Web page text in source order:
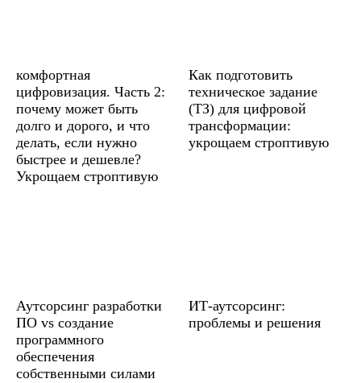
комфортная
цифровизация. Часть 2:
почему может быть
долго и дорого, и что
делать, если нужно
быстрее и дешевле?
Укрощаем строптивую
Как подготовить
техническое задание
(ТЗ) для цифровой
трансформации:
укрощаем строптивую
Аутсорсинг разработки
ПО vs создание
программного
обеспечения
собственными силами
ИТ-аутсорсинг:
проблемы и решения